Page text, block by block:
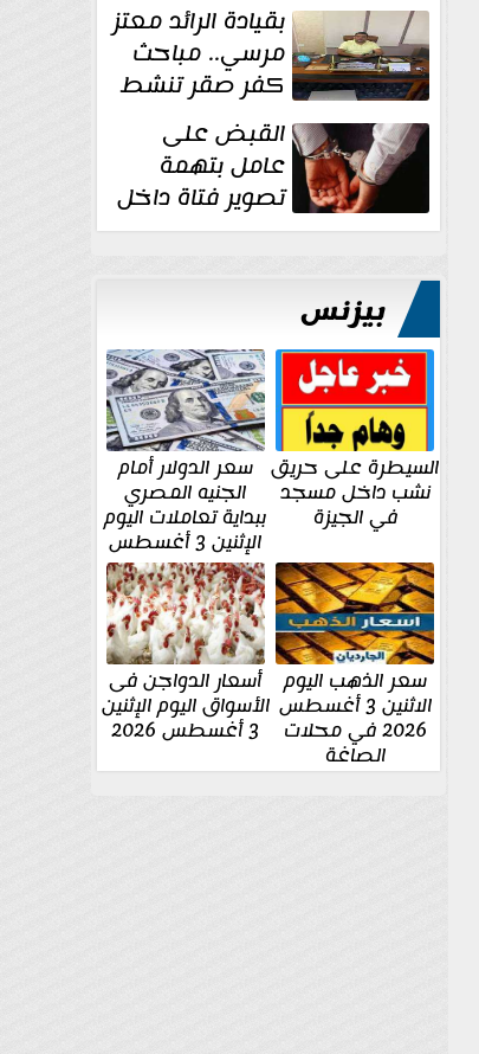
بقيادة الرائد معتز
مرسي.. مباحث
كفر صقر تنشط
بقوة وتوجه
ضربات أمنية... القبض على
عامل بتهمة
تصوير فتاة داخل
غرفة تغيير
بيزنس
السيطرة على حريق
نشب داخل مسجد
في الجيزة
سعر الدولار أمام
الجنيه المصري
ببداية تعاملات اليوم
الإثنين 3 أغسطس
سعر الذهب اليوم
الاثنين 3 أغسطس
2026 في محلات
الصاغة
أسعار الدواجن فى
الأسواق اليوم الإثنين
3 أغسطس 2026